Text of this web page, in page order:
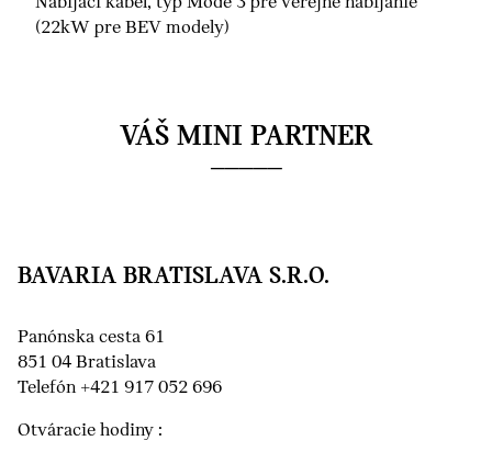
(22kW pre BEV modely)
VÁŠ MINI PARTNER
BAVARIA BRATISLAVA S.R.O.
Panónska cesta 61
851 04 Bratislava
Telefón +421 917 052 696
Otváracie hodiny :